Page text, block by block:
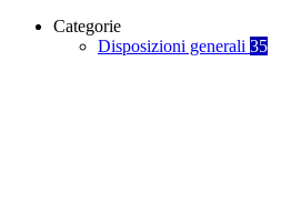
Categorie
Disposizioni generali 35